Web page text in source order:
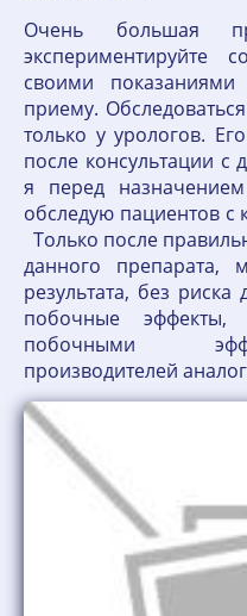
Очень большая
экспериментируйте
своими
приему.
только у урологов.
после консультации с
я перед
обследую пациентов
Только после
данного препарата,
результата, без
побочные
побочными
производителей